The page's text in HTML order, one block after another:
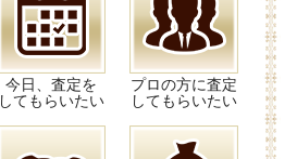
今日、査定を
してもらいたい
プロの方に査定
してもらいたい